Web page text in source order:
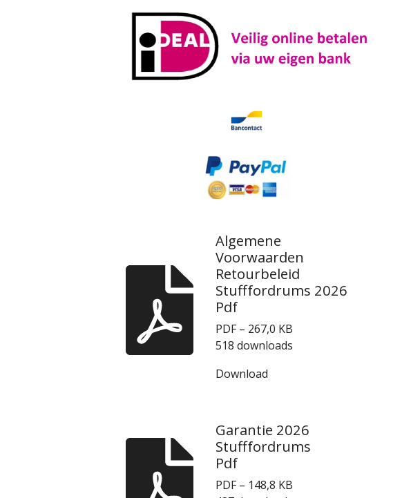
Algemene
Voorwaarden
Retourbeleid
Stufffordrums 2026
Pdf
PDF – 267,0 KB
518 downloads
Download
Garantie 2026
Stufffordrums
Pdf
PDF – 148,8 KB